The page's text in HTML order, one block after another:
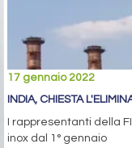
17 gennaio 2022
INDIA, CHIESTA
I rappresentanti della
inox dal 1° gennaio